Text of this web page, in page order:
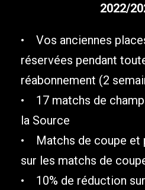
2022/
• Vos anciennes
réservées pendant
réabonnement (2
• 17 matchs de
la Source
• Matchs de coupe et
sur les matchs de
• 10% de réduction